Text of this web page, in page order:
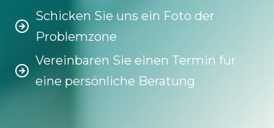
Schicken Sie uns ein Foto der
Problemzone
Vereinbaren Sie einen Termin für
eine persönliche Beratung